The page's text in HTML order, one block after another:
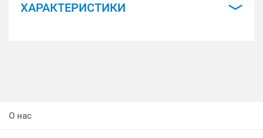
ХАРАКТЕРИСТИКИ
О нас